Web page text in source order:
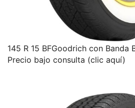
145 R 15 BFGoodrich con Banda
Precio bajo consulta (clic aquí)